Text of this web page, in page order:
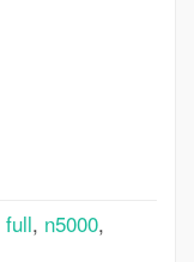
full, n5000,